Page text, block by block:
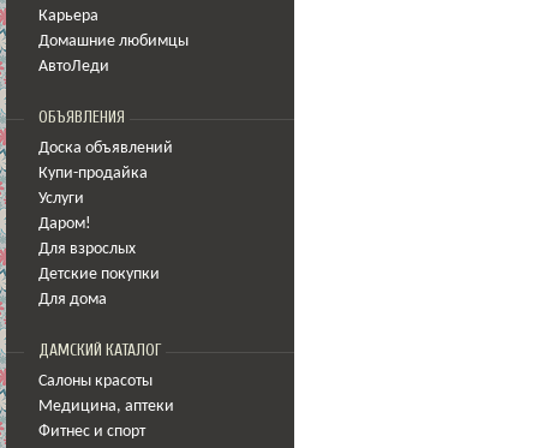
Карьера
Домашние любимцы
АвтоЛеди
ОБЪЯВЛЕНИЯ
Доска объявлений
Купи-продайка
Услуги
Даром!
Для взрослых
Детские покупки
Для дома
ДАМСКИЙ КАТАЛОГ
Салоны красоты
Медицина, аптеки
Фитнес и спорт